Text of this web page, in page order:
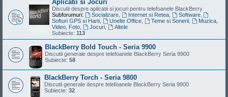
Aplicatii si Jocuri
Discutii despre aplicatii si jocuri pentru telefoanele BlackBerry
Subforumuri:
Socializare, Internet si Retea, Software,
Softuri GPS si Harti
Unelte Office, Teme si Sonerii,
Muzica,
Video, Foto
Jocuri,
Altele
Subiecte: 113
BlackBerry Bold Touch - Seria 9900
Discutii generale despre telefoanele BlackBerry Seria 9900
Subiecte: 58
BlackBerry Torch - Seria 9800
Discutii generale despre telefoanele BlackBerry Seria 9800
Subiecte: 32